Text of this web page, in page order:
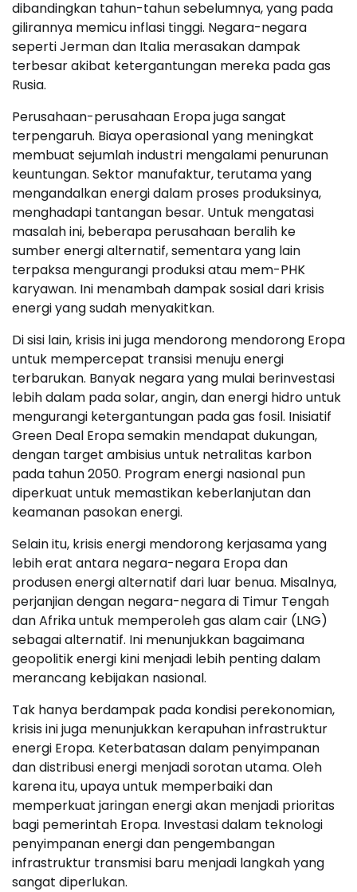
dibandingkan tahun-tahun sebelumnya, yang pada
gilirannya memicu inflasi tinggi. Negara-negara
seperti Jerman dan Italia merasakan dampak
terbesar akibat ketergantungan mereka pada gas
Rusia.
Perusahaan-perusahaan Eropa juga sangat
terpengaruh. Biaya operasional yang meningkat
membuat sejumlah industri mengalami penurunan
keuntungan. Sektor manufaktur, terutama yang
mengandalkan energi dalam proses produksinya,
menghadapi tantangan besar. Untuk mengatasi
masalah ini, beberapa perusahaan beralih ke
sumber energi alternatif, sementara yang lain
terpaksa mengurangi produksi atau mem-PHK
karyawan. Ini menambah dampak sosial dari krisis
energi yang sudah menyakitkan.
Di sisi lain, krisis ini juga mendorong mendorong Eropa
untuk mempercepat transisi menuju energi
terbarukan. Banyak negara yang mulai berinvestasi
lebih dalam pada solar, angin, dan energi hidro untuk
mengurangi ketergantungan pada gas fosil. Inisiatif
Green Deal Eropa semakin mendapat dukungan,
dengan target ambisius untuk netralitas karbon
pada tahun 2050. Program energi nasional pun
diperkuat untuk memastikan keberlanjutan dan
keamanan pasokan energi.
Selain itu, krisis energi mendorong kerjasama yang
lebih erat antara negara-negara Eropa dan
produsen energi alternatif dari luar benua. Misalnya,
perjanjian dengan negara-negara di Timur Tengah
dan Afrika untuk memperoleh gas alam cair (LNG)
sebagai alternatif. Ini menunjukkan bagaimana
geopolitik energi kini menjadi lebih penting dalam
merancang kebijakan nasional.
Tak hanya berdampak pada kondisi perekonomian,
krisis ini juga menunjukkan kerapuhan infrastruktur
energi Eropa. Keterbatasan dalam penyimpanan
dan distribusi energi menjadi sorotan utama. Oleh
karena itu, upaya untuk memperbaiki dan
memperkuat jaringan energi akan menjadi prioritas
bagi pemerintah Eropa. Investasi dalam teknologi
penyimpanan energi dan pengembangan
infrastruktur transmisi baru menjadi langkah yang
sangat diperlukan.